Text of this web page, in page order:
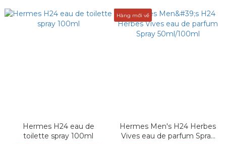
Hermes H24 eau de
toilette spray 100ml
Hàng mới về
Hermes Men's H24 Herbes
Vives eau de parfum Spray